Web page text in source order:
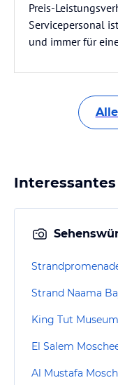
Preis-
Servicepersonal
und immer für
Strand Naama
King Tut Museum
El Salem
Al Mustafa